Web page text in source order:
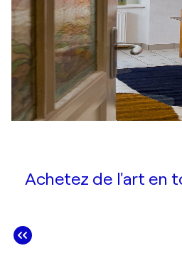
Achetez de l'art en